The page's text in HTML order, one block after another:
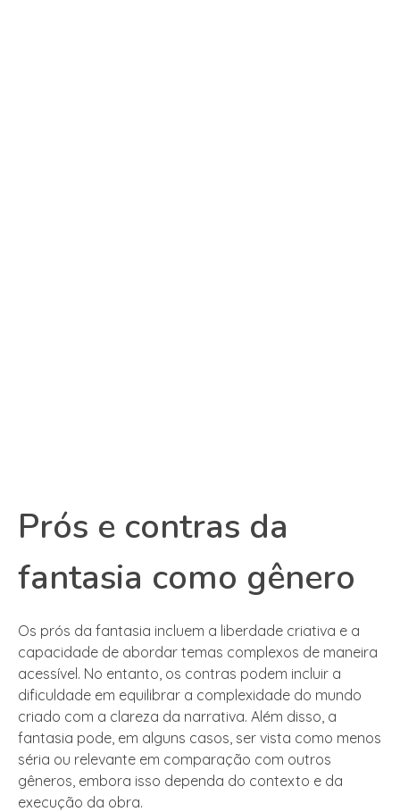
Prós e contras da
fantasia como gênero
Os prós da fantasia incluem a liberdade criativa e a
capacidade de abordar temas complexos de maneira
acessível. No entanto, os contras podem incluir a
dificuldade em equilibrar a complexidade do mundo
criado com a clareza da narrativa. Além disso, a
fantasia pode, em alguns casos, ser vista como menos
séria ou relevante em comparação com outros
gêneros, embora isso dependa do contexto e da
execução da obra.